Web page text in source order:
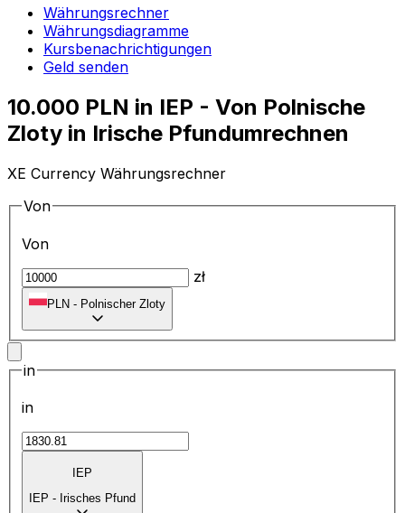
Währungsrechner
Währungsdiagramme
Kursbenachrichtigungen
Geld senden
10.000 PLN in IEP - Von Polnische
Zloty in Irische Pfundumrechnen
XE Currency Währungsrechner
Von
Von
zł
PLN - Polnischer Zloty
in
in
IEP
IEP - Irisches Pfund